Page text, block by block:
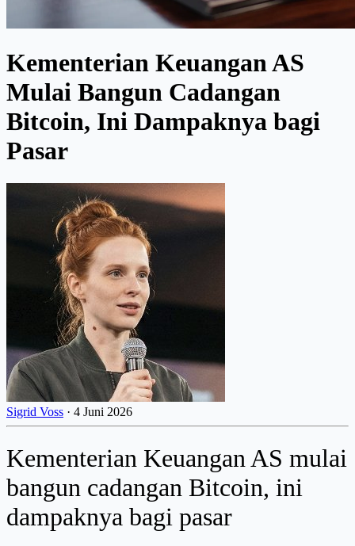
Kementerian Keuangan AS
Mulai Bangun Cadangan
Bitcoin, Ini Dampaknya bagi
Pasar
Sigrid Voss · 4 Juni 2026
Kementerian Keuangan AS mulai
bangun cadangan Bitcoin, ini
dampaknya bagi pasar